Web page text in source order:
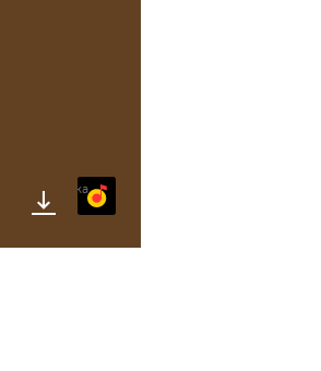
Яндекс.Музыка